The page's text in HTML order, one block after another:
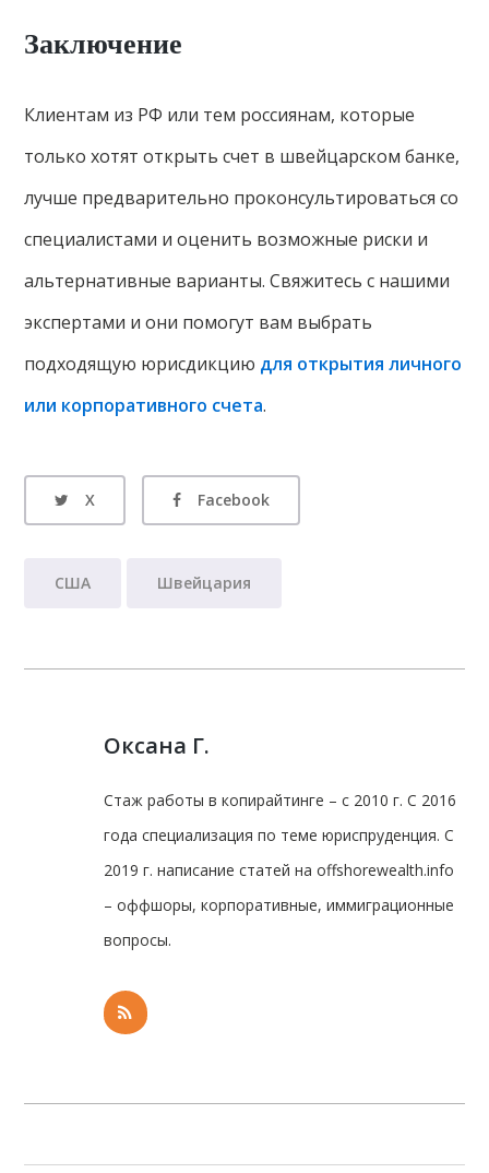
Заключение
Клиентам из РФ или тем россиянам, которые
только хотят открыть счет в швейцарском банке,
лучше предварительно проконсультироваться со
специалистами и оценить возможные риски и
альтернативные варианты. Свяжитесь с нашими
экспертами и они помогут вам выбрать
подходящую юрисдикцию для открытия личного
или корпоративного счета.
X Facebook
США Швейцария
Оксана Г.
Стаж работы в копирайтинге – с 2010 г. С 2016
года специализация по теме юриспруденция. С
2019 г. написание статей на offshorewealth.info
– оффшоры, корпоративные, иммиграционные
вопросы.